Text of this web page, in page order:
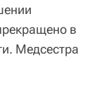
в
Медсестра